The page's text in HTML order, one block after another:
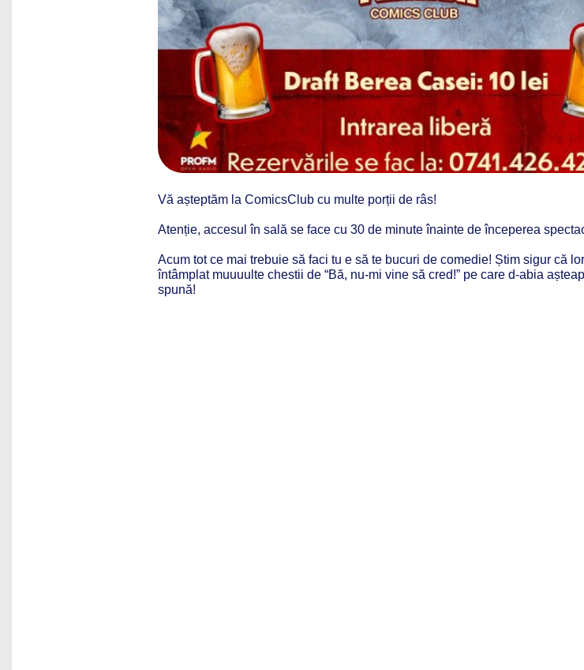
Vă așteptăm la ComicsClub cu multe porții de râs!
Atenție, accesul în sală se face cu 30 de minute înainte de începerea
Acum tot ce mai trebuie să faci tu e să te bucuri de comedie! Știm sigur că
întâmplat muuuulte chestii de “Bă, nu-mi vine să cred!” pe care d-abia
spună!